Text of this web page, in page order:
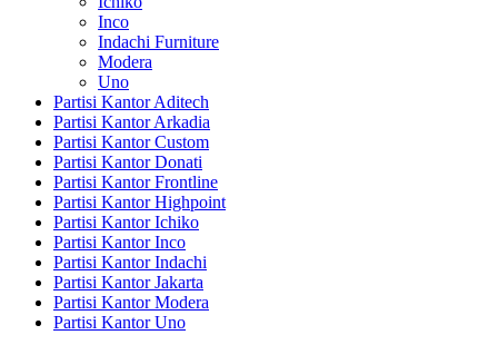
Inco
Indachi Furniture
Modera
Uno
Partisi Kantor Aditech
Partisi Kantor Arkadia
Partisi Kantor Custom
Partisi Kantor Donati
Partisi Kantor Frontline
Partisi Kantor Highpoint
Partisi Kantor Ichiko
Partisi Kantor Inco
Partisi Kantor Indachi
Partisi Kantor Jakarta
Partisi Kantor Modera
Partisi Kantor Uno